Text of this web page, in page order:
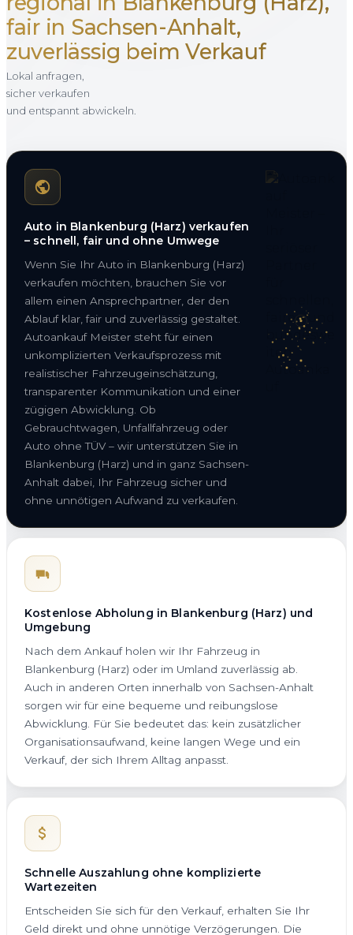
fair in Sachsen-Anhalt,
zuverlässig beim Verkauf
Lokal anfragen,
sicher verkaufen
und entspannt abwickeln.
Auto in Blankenburg (Harz) verkaufen
– schnell, fair und ohne Umwege
Wenn Sie Ihr Auto in Blankenburg (Harz)
verkaufen möchten, brauchen Sie vor
allem einen Ansprechpartner, der den
Ablauf klar, fair und zuverlässig gestaltet.
Autoankauf Meister steht für einen
unkomplizierten Verkaufsprozess mit
realistischer Fahrzeugeinschätzung,
transparenter Kommunikation und einer
zügigen Abwicklung. Ob
Gebrauchtwagen, Unfallfahrzeug oder
Auto ohne TÜV – wir unterstützen Sie in
Blankenburg (Harz) und in ganz Sachsen-
Anhalt dabei, Ihr Fahrzeug sicher und
ohne unnötigen Aufwand zu verkaufen.
Kostenlose Abholung in Blankenburg (Harz) und
Umgebung
Nach dem Ankauf holen wir Ihr Fahrzeug in
Blankenburg (Harz) oder im Umland zuverlässig ab.
Auch in anderen Orten innerhalb von Sachsen-Anhalt
sorgen wir für eine bequeme und reibungslose
Abwicklung. Für Sie bedeutet das: kein zusätzlicher
Organisationsaufwand, keine langen Wege und ein
Verkauf, der sich Ihrem Alltag anpasst.
Schnelle Auszahlung ohne komplizierte
Wartezeiten
Entscheiden Sie sich für den Verkauf, erhalten Sie Ihr
Geld direkt und ohne unnötige Verzögerungen. Die